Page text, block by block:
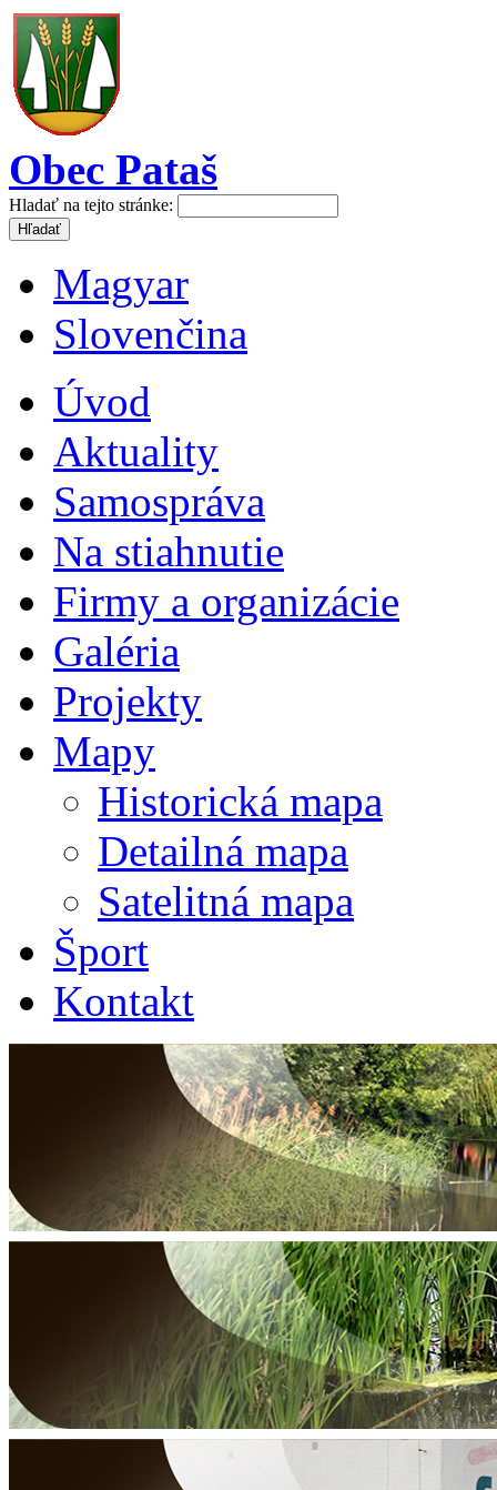
Obec Pataš
Hladať na tejto stránke:
Magyar
Slovenčina
Úvod
Aktuality
Samospráva
Na stiahnutie
Firmy a organizácie
Galéria
Projekty
Mapy
Historická mapa
Detailná mapa
Satelitná mapa
Šport
Kontakt